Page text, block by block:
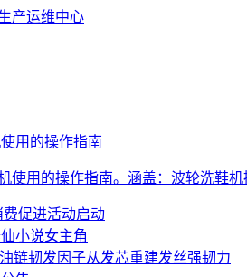
产运维中心
用的操作指南
使用的操作指南。涵盖：波轮洗鞋
费促进活动启动
小说女主角
链韧发因子从发芯重建发丝强韧力